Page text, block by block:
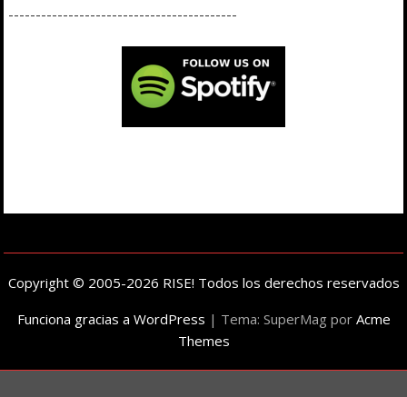
------------------------------------------
Copyright © 2005-2026 RISE! Todos los derechos reservados
Funciona gracias a WordPress | Tema: SuperMag por Acme
Themes